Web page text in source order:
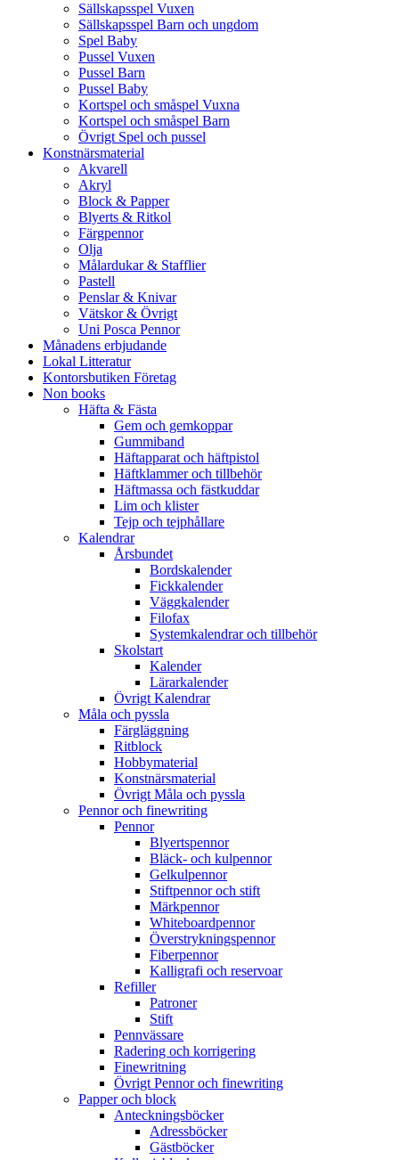
Sällskapsspel Vuxen
Sällskapsspel Barn och ungdom
Spel Baby
Pussel Vuxen
Pussel Barn
Pussel Baby
Kortspel och småspel Vuxna
Kortspel och småspel Barn
Övrigt Spel och pussel
Konstnärsmaterial
Akvarell
Akryl
Block & Papper
Blyerts & Ritkol
Färgpennor
Olja
Målardukar & Stafflier
Pastell
Penslar & Knivar
Vätskor & Övrigt
Uni Posca Pennor
Månadens erbjudande
Lokal Litteratur
Kontorsbutiken Företag
Non books
Häfta & Fästa
Gem och gemkoppar
Gummiband
Häftapparat och häftpistol
Häftklammer och tillbehör
Häftmassa och fästkuddar
Lim och klister
Tejp och tejphållare
Kalendrar
Årsbundet
Bordskalender
Fickkalender
Väggkalender
Filofax
Systemkalendrar och tillbehör
Skolstart
Kalender
Lärarkalender
Övrigt Kalendrar
Måla och pyssla
Färgläggning
Ritblock
Hobbymaterial
Konstnärsmaterial
Övrigt Måla och pyssla
Pennor och finewriting
Pennor
Blyertspennor
Bläck- och kulpennor
Gelkulpennor
Stiftpennor och stift
Märkpennor
Whiteboardpennor
Överstrykningspennor
Fiberpennor
Kalligrafi och reservoar
Refiller
Patroner
Stift
Pennvässare
Radering och korrigering
Finewritning
Övrigt Pennor och finewriting
Papper och block
Anteckningsböcker
Adressböcker
Gästböcker